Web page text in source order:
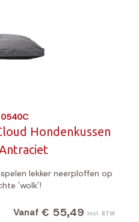
Hondenkussen
lekker neerploffen op
'wolk'!
Vanaf € 55,49 Incl. BTW